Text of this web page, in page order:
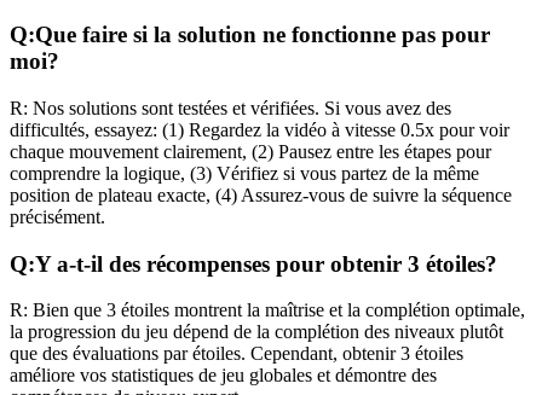
Q:Que faire si la solution ne fonctionne pas pour
moi?
R: Nos solutions sont testées et vérifiées. Si vous avez des
difficultés, essayez: (1) Regardez la vidéo à vitesse 0.5x pour voir
chaque mouvement clairement, (2) Pausez entre les étapes pour
comprendre la logique, (3) Vérifiez si vous partez de la même
position de plateau exacte, (4) Assurez-vous de suivre la séquence
précisément.
Q:Y a-t-il des récompenses pour obtenir 3 étoiles?
R: Bien que 3 étoiles montrent la maîtrise et la complétion optimale,
la progression du jeu dépend de la complétion des niveaux plutôt
que des évaluations par étoiles. Cependant, obtenir 3 étoiles
améliore vos statistiques de jeu globales et démontre des